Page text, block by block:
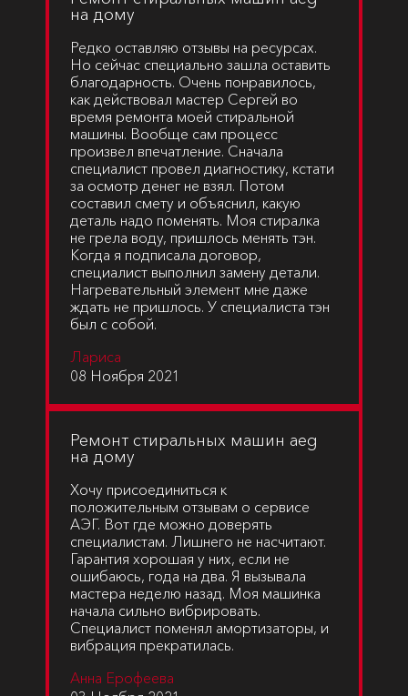
на дому
Редко оставляю отзывы на ресурсах.
Но сейчас специально зашла оставить
благодарность. Очень понравилось,
как действовал мастер Сергей во
время ремонта моей стиральной
машины. Вообще сам процесс
произвел впечатление. Сначала
специалист провел диагностику, кстати
за осмотр денег не взял. Потом
составил смету и объяснил, какую
деталь надо поменять. Моя стиралка
не грела воду, пришлось менять тэн.
Когда я подписала договор,
специалист выполнил замену детали.
Нагревательный элемент мне даже
ждать не пришлось. У специалиста тэн
был с собой.
Лариса
08 Ноября 2021
Ремонт стиральных машин aeg
на дому
Хочу присоединиться к
положительным отзывам о сервисе
АЭГ. Вот где можно доверять
специалистам. Лишнего не насчитают.
Гарантия хорошая у них, если не
ошибаюсь, года на два. Я вызывала
мастера неделю назад. Моя машинка
начала сильно вибрировать.
Специалист поменял амортизаторы, и
вибрация прекратилась.
Анна Ерофеева